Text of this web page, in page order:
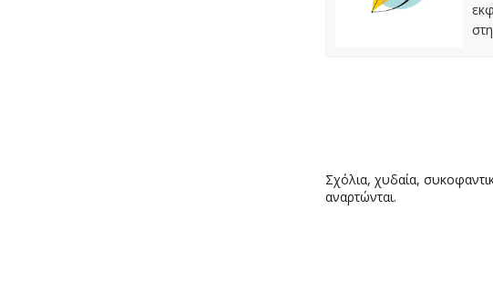
Σχόλια, χυδαία,
αναρτώνται.